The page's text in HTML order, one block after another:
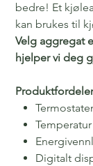
bedre! Et
kan brukes til
Velg aggregat
hjelper vi deg
Temperatur
Digitalt